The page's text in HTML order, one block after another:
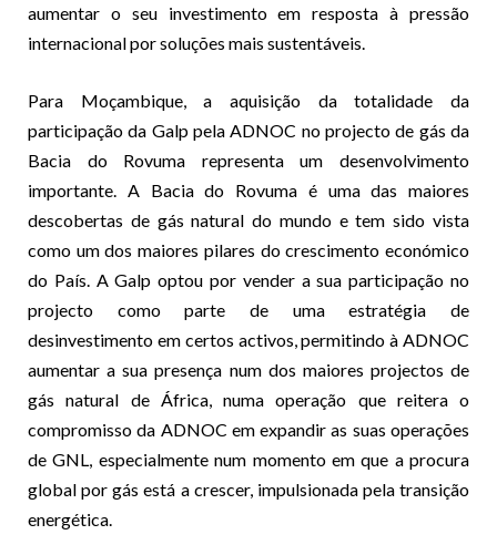
aumentar o seu investimento em resposta à pressão
internacional por soluções mais sustentáveis.
Para Moçambique, a aquisição da totalidade da
participação da Galp pela ADNOC no projecto de gás da
Bacia do Rovuma representa um desenvolvimento
importante. A Bacia do Rovuma é uma das maiores
descobertas de gás natural do mundo e tem sido vista
como um dos maiores pilares do crescimento económico
do País. A Galp optou por vender a sua participação no
projecto como parte de uma estratégia de
desinvestimento em certos activos, permitindo à ADNOC
aumentar a sua presença num dos maiores projectos de
gás natural de África, numa operação que reitera o
compromisso da ADNOC em expandir as suas operações
de GNL, especialmente num momento em que a procura
global por gás está a crescer, impulsionada pela transição
energética.